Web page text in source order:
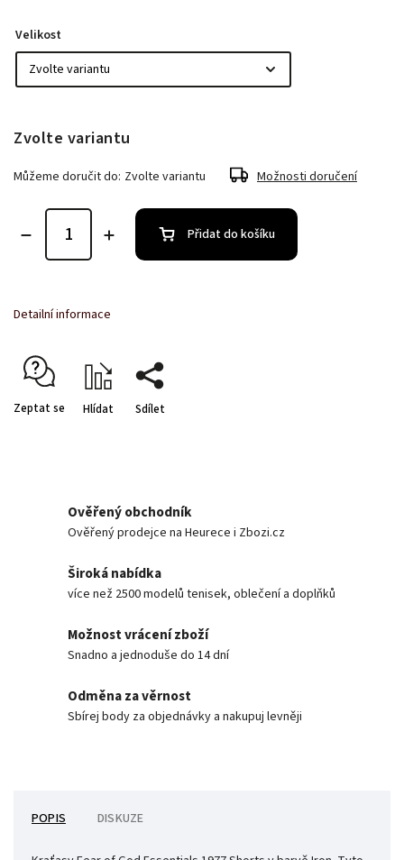
Velikost
Zvolte variantu
Můžeme doručit do: Zvolte variantu Možnosti doručení
Přidat do košíku
Detailní informace
Zeptat se Hlídat Sdílet
Ověřený obchodník
Ověřený prodejce na Heurece i Zbozi.cz
Široká nabídka
více než 2500 modelů tenisek, oblečení a doplňků
Možnost vrácení zboží
Snadno a jednoduše do 14 dní
Odměna za věrnost
Sbírej body za objednávky a nakupuj levněji
POPIS DISKUZE